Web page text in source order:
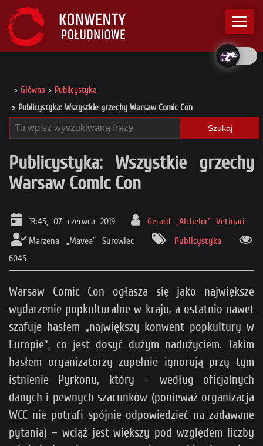
Główna
Publicystyka
Publicystyka: Wszystkie grzechy Warsaw Comic Con
Szukaj
Publicystyka: Wszystkie grzechy
Warsaw Comic Con
13:45, 07 czerwca 2019
Gerard „Alchelor” Vetinari
Marzena „Mavea” Surowiec
Publicystyka
6045
Warsaw Comic Con ogłasza się jako największe
wydarzenie popkulturalne w kraju, a ostatnio nawet
szafuje hasłem „największy konwent popkultury w
Europie”, co jest dosyć dużym nadużyciem. Takim
hasłem organizatorzy zupełnie ignorują przy tym
istnienie Pyrkonu, który – według oficjalnych
danych i pewnych szacunków (ponieważ organizacja
WCC nie potrafi spójnie odpowiedzieć na zadawane
pytania) – wciąż jest większy pod względem liczby